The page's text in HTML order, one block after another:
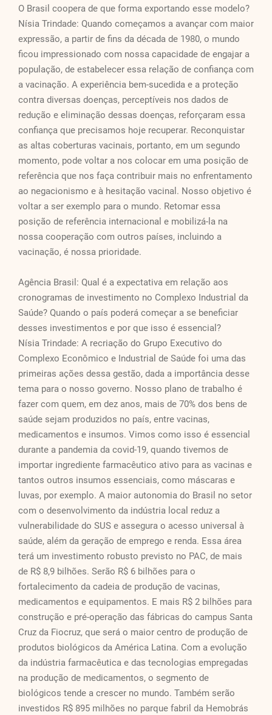
O Brasil coopera de que forma exportando esse modelo?
Nísia Trindade: Quando começamos a avançar com maior
expressão, a partir de fins da década de 1980, o mundo
ficou impressionado com nossa capacidade de engajar a
população, de estabelecer essa relação de confiança com
a vacinação. A experiência bem-sucedida e a proteção
contra diversas doenças, perceptíveis nos dados de
redução e eliminação dessas doenças, reforçaram essa
confiança que precisamos hoje recuperar. Reconquistar
as altas coberturas vacinais, portanto, em um segundo
momento, pode voltar a nos colocar em uma posição de
referência que nos faça contribuir mais no enfrentamento
ao negacionismo e à hesitação vacinal. Nosso objetivo é
voltar a ser exemplo para o mundo. Retomar essa
posição de referência internacional e mobilizá-la na
nossa cooperação com outros países, incluindo a
vacinação, é nossa prioridade.
Agência Brasil: Qual é a expectativa em relação aos
cronogramas de investimento no Complexo Industrial da
Saúde? Quando o país poderá começar a se beneficiar
desses investimentos e por que isso é essencial?
Nísia Trindade: A recriação do Grupo Executivo do
Complexo Econômico e Industrial de Saúde foi uma das
primeiras ações dessa gestão, dada a importância desse
tema para o nosso governo. Nosso plano de trabalho é
fazer com quem, em dez anos, mais de 70% dos bens de
saúde sejam produzidos no país, entre vacinas,
medicamentos e insumos. Vimos como isso é essencial
durante a pandemia da covid-19, quando tivemos de
importar ingrediente farmacêutico ativo para as vacinas e
tantos outros insumos essenciais, como máscaras e
luvas, por exemplo. A maior autonomia do Brasil no setor
com o desenvolvimento da indústria local reduz a
vulnerabilidade do SUS e assegura o acesso universal à
saúde, além da geração de emprego e renda. Essa área
terá um investimento robusto previsto no PAC, de mais
de R$ 8,9 bilhões. Serão R$ 6 bilhões para o
fortalecimento da cadeia de produção de vacinas,
medicamentos e equipamentos. E mais R$ 2 bilhões para
construção e pré-operação das fábricas do campus Santa
Cruz da Fiocruz, que será o maior centro de produção de
produtos biológicos da América Latina. Com a evolução
da indústria farmacêutica e das tecnologias empregadas
na produção de medicamentos, o segmento de
biológicos tende a crescer no mundo. Também serão
investidos R$ 895 milhões no parque fabril da Hemobrás